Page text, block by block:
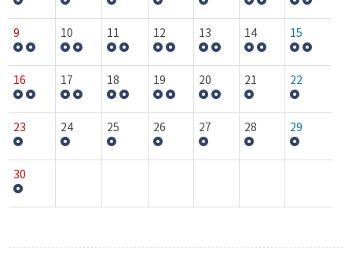
9 10 11 12 13 14 15
16 17 18 19 20 21 22
23 24 25 26 27 28 29
30